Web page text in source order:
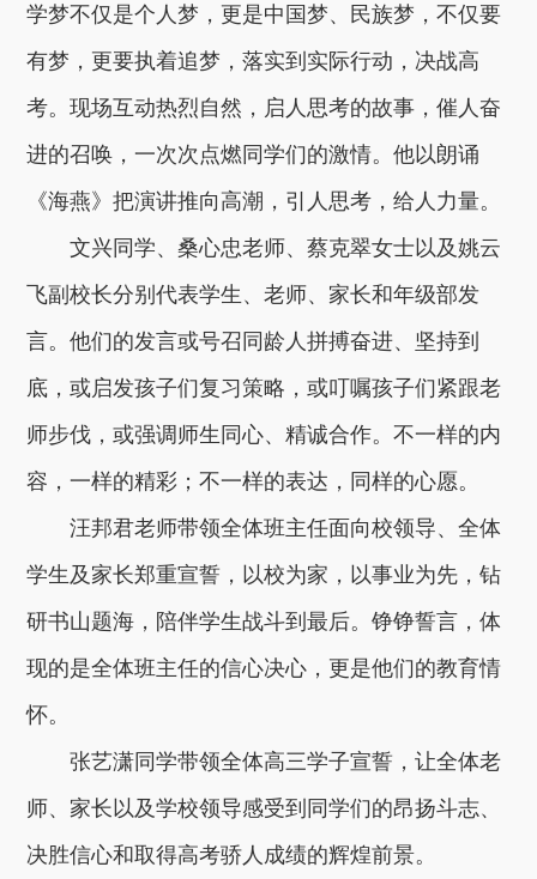
学梦不仅是个人梦，更是中国梦、民族梦，不仅要
有梦，更要执着追梦，落实到实际行动，决战高
考。现场互动热烈自然，启人思考的故事，催人奋
进的召唤，一次次点燃同学们的激情。他以朗诵
《海燕》把演讲推向高潮，引人思考，给人力量。
文兴同学、桑心忠老师、蔡克翠女士以及姚云
飞副校长分别代表学生、老师、家长和年级部发
言。他们的发言或号召同龄人拼搏奋进、坚持到
底，或启发孩子们复习策略，或叮嘱孩子们紧跟老
师步伐，或强调师生同心、精诚合作。不一样的内
容，一样的精彩；不一样的表达，同样的心愿。
汪邦君老师带领全体班主任面向校领导、全体
学生及家长郑重宣誓，以校为家，以事业为先，钻
研书山题海，陪伴学生战斗到最后。铮铮誓言，体
现的是全体班主任的信心决心，更是他们的教育情
怀。
张艺潇同学带领全体高三学子宣誓，让全体老
师、家长以及学校领导感受到同学们的昂扬斗志、
决胜信心和取得高考骄人成绩的辉煌前景。